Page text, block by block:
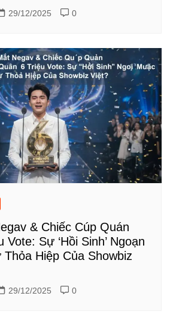
29/12/2025 0
& Chiếc Cúp Quán
Vote: Sự ‘Hồi Sinh’ Ngoạn
Hiệp Của Showbiz
29/12/2025 0